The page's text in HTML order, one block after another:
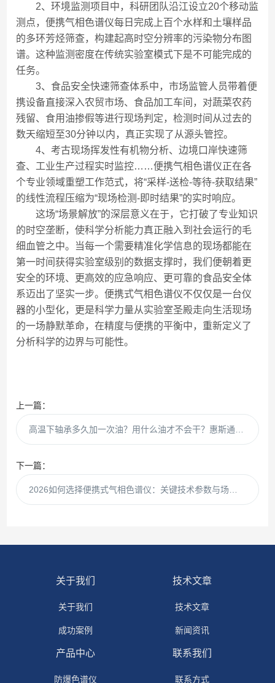
2、环境监测项目中，科研团队沿江设立20个移动监
测点，便携气相色谱仪每日完成上百个水样和土壤样品
的多环芳烃筛查，构建起高时空分辨率的污染物分布图
谱。这种监测密度在传统实验室模式下是不可能完成的
任务。
3、食品安全快速筛查体系中，市场监管人员带着便
携设备直接深入农贸市场、食品加工车间，对蔬菜农药
残留、食用油掺假等进行现场判定，检测时间从过去的
数天缩短至30分钟以内，真正实现了从源头管控。
4、考古现场挥发性有机物分析、边境口岸快速筛
查、工业生产过程实时监控……便携气相色谱仪正在各
个专业领域重塑工作范式，将“采样-送检-等待-获取结果”
的线性流程压缩为“现场检测-即时结果”的实时响应。
这场“场景解放”的深层意义在于，它打破了专业知识
的时空垄断，使科学分析能力真正融入到社会运行的毛
细血管之中。当每一个需要精准化学信息的现场都能在
第一时间获得实验室级别的数据支撑时，我们便朝着更
安全的环境、更高效的应急响应、更可靠的食品安全体
系迈出了坚实一步。便携式气相色谱仪不仅仅是一台仪
器的小型化，更是科学力量从实验室圣殿走向生活现场
的一场静默革命，在精度与便携的平衡中，重新定义了
分析科学的边界与可能性。
上一篇：
下一篇：
关于我们
关于我们
成功案例
技术文章
技术文章
新闻资讯
产品中心
防爆色谱仪
联系我们
联系方式